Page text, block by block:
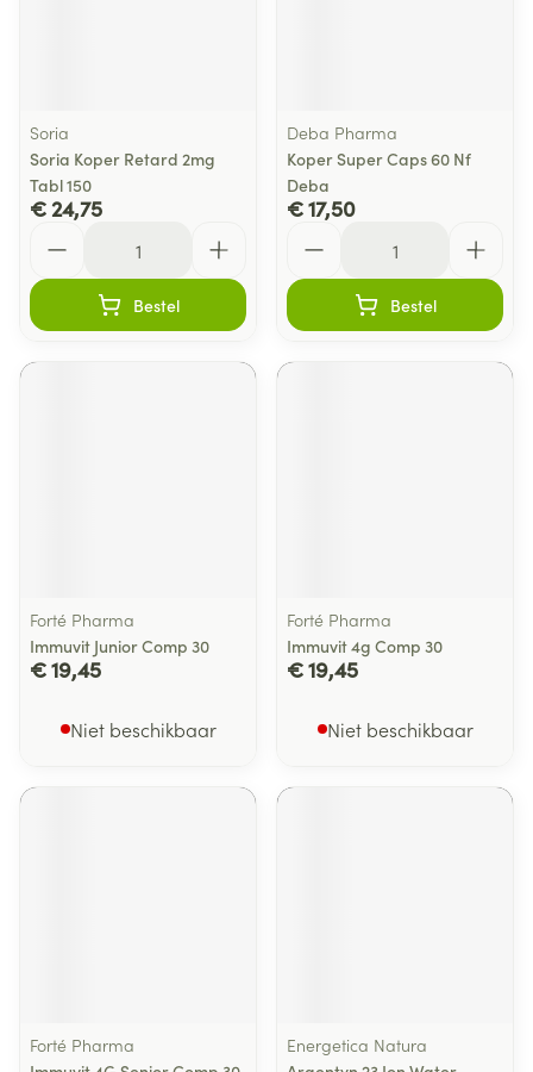
Soria
Soria Koper Retard 2mg
Tabl 150
€ 24,75
Bestel
Deba Pharma
Koper Super Caps 60 Nf
Deba
€ 17,50
Bestel
Forté Pharma
Immuvit Junior Comp 30
€ 19,45
Niet beschikbaar
Forté Pharma
Immuvit 4g Comp 30
€ 19,45
Niet beschikbaar
Forté Pharma
Energetica Natura